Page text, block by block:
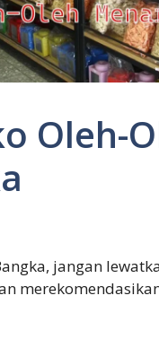
Oleh-
jangan